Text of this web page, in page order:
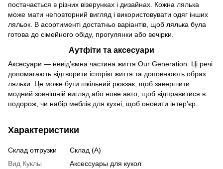
постачається в різних візерунках і дизайнах. Кожна лялька
може мати неповторний вигляд і використовувати одяг інших
ляльок. В асортименті достатньо варіантів, щоб лялька була
готова до сімейного обіду, прогулянки або вечірки.
Аутфіти та аксесуари
Аксесуари — невід’ємна частина життя Our Generation. Ці речі
допомагають відтворити історію життя та доповнюють образ
ляльки. Це може бути шкільний рюкзак, щоб завершити
модний зовнішній вигляд або нове авто, щоб відправитися в
подорож, чи набір меблів для кухні, щоб оновити інтер’єр.
Характеристики
Склад отгрузки
Склад (А)
Вид Куклы
Аксессуары для кукол